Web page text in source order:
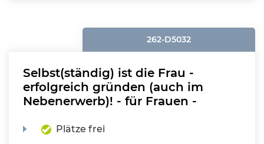
262-D5032
Selbst(ständig) ist die Frau -
erfolgreich gründen (auch im
Nebenerwerb)! - für Frauen -
Plätze frei